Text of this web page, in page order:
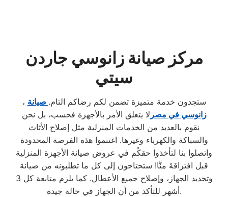
مركز صيانة زانوسي جاردن
سيتي
، ستجدون خدمة متميزة تضمن لكم رضاكم التام. صيانة
زانوسي في مصر لا يتعلق الأمر بالأجهزة فحسب، بل نحن
نقوم بالعديد من الخدمات المنزلية مثل إصلاح الأثاث
والسباكة والكهرباء وغيرها. اغتنموا هذه الفرصة المحدودة
واتصلوا بنا لتأخذوا حقكُم في عروض صيانة الأجهزة المنزلية
قبل افتراقهُ منَّا! ستحتاجون إلى كل ما تطلبونه من صيانة
وتجديد الجهاز، وإصلاح جميع الأعطال. كما يلزم متابعة كل 3
أشهر للتأكد من أن الجهاز في حالة جيدة.